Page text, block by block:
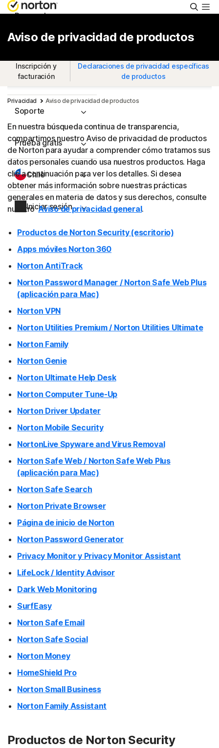
Personal
Recursos
Soporte
Prueba gratis
Chile
Iniciar sesión
Aviso de privacidad de productos
Inscripción y
facturación
Declaraciones de privacidad específicas
de productos
Privacidad Aviso de privacidad de productos
En nuestra búsqueda continua de transparencia,
compartimos nuestro Aviso de privacidad de productos
de Norton para ayudar a comprender cómo tratamos sus
datos personales cuando usa nuestros productos. Haga
clic a continuación para ver los detalles. Si desea
obtener más información sobre nuestras prácticas
generales en materia de datos y sus derechos, consulte
nuestroAviso de privacidad general.
Productos de Norton Security (escritorio)
Apps móviles Norton 360
Norton AntiTrack
Norton Password Manager / Norton Safe Web Plus
(aplicación para Mac)
Norton VPN
Norton Utilities Premium / Norton Utilities Ultimate
Norton Family
Norton Genie
Norton Ultimate Help Desk
Norton Computer Tune-Up
Norton Driver Updater
Norton Mobile Security
NortonLive Spyware and Virus Removal
Norton Safe Web / Norton Safe Web Plus
(aplicación para Mac)
Norton Safe Search
Norton Private Browser
Página de inicio de Norton
Norton Password Generator
Privacy Monitor y Privacy Monitor Assistant
LifeLock / Identity Advisor
Dark Web Monitoring
SurfEasy
Norton Safe Email
Norton Safe Social
Norton Money
HomeShield Pro
Norton Small Business
Norton Family Assistant
Productos de Norton Security